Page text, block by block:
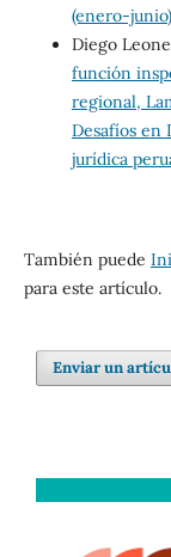
(enero-junio)
Diego
función
regional,
Desafíos en
jurídica
También puede
para este artículo.
Enviar un